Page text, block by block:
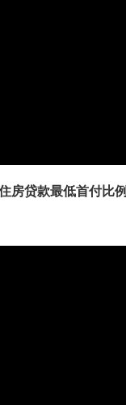
房贷款最低首付比例